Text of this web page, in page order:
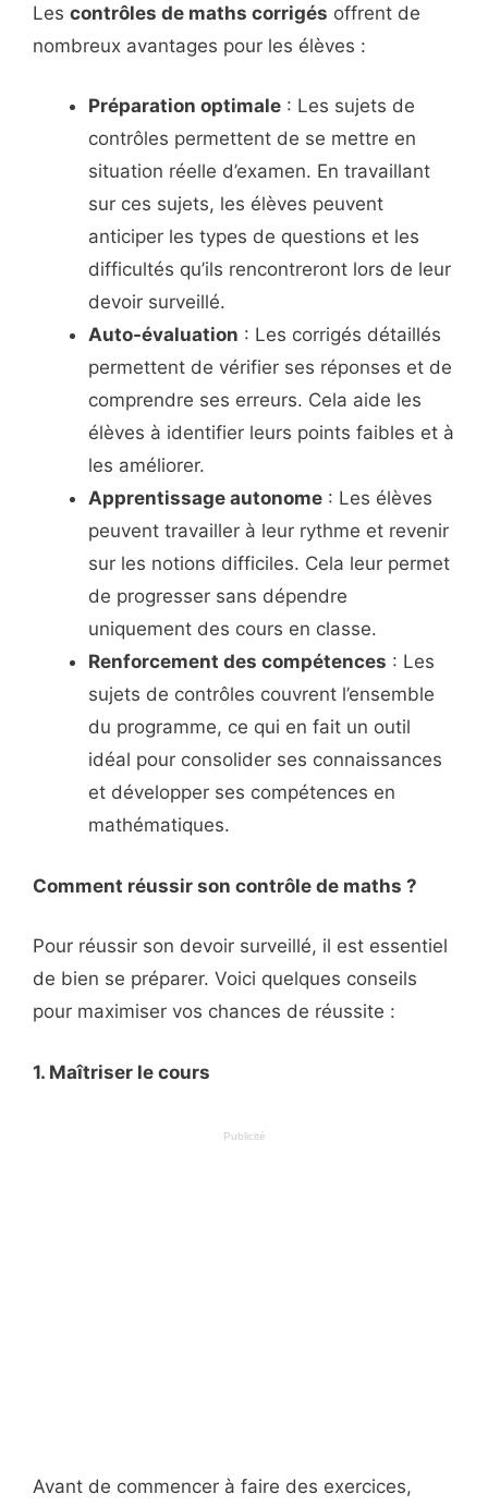
Les contrôles de maths corrigés offrent de
nombreux avantages pour les élèves :
Préparation optimale : Les sujets de
contrôles permettent de se mettre en
situation réelle d’examen. En travaillant
sur ces sujets, les élèves peuvent
anticiper les types de questions et les
difficultés qu’ils rencontreront lors de leur
devoir surveillé.
Auto-évaluation : Les corrigés détaillés
permettent de vérifier ses réponses et de
comprendre ses erreurs. Cela aide les
élèves à identifier leurs points faibles et à
les améliorer.
Apprentissage autonome : Les élèves
peuvent travailler à leur rythme et revenir
sur les notions difficiles. Cela leur permet
de progresser sans dépendre
uniquement des cours en classe.
Renforcement des compétences : Les
sujets de contrôles couvrent l’ensemble
du programme, ce qui en fait un outil
idéal pour consolider ses connaissances
et développer ses compétences en
mathématiques.
Comment réussir son contrôle de maths ?
Pour réussir son devoir surveillé, il est essentiel
de bien se préparer. Voici quelques conseils
pour maximiser vos chances de réussite :
1. Maîtriser le cours
Publicité
Avant de commencer à faire des exercices,